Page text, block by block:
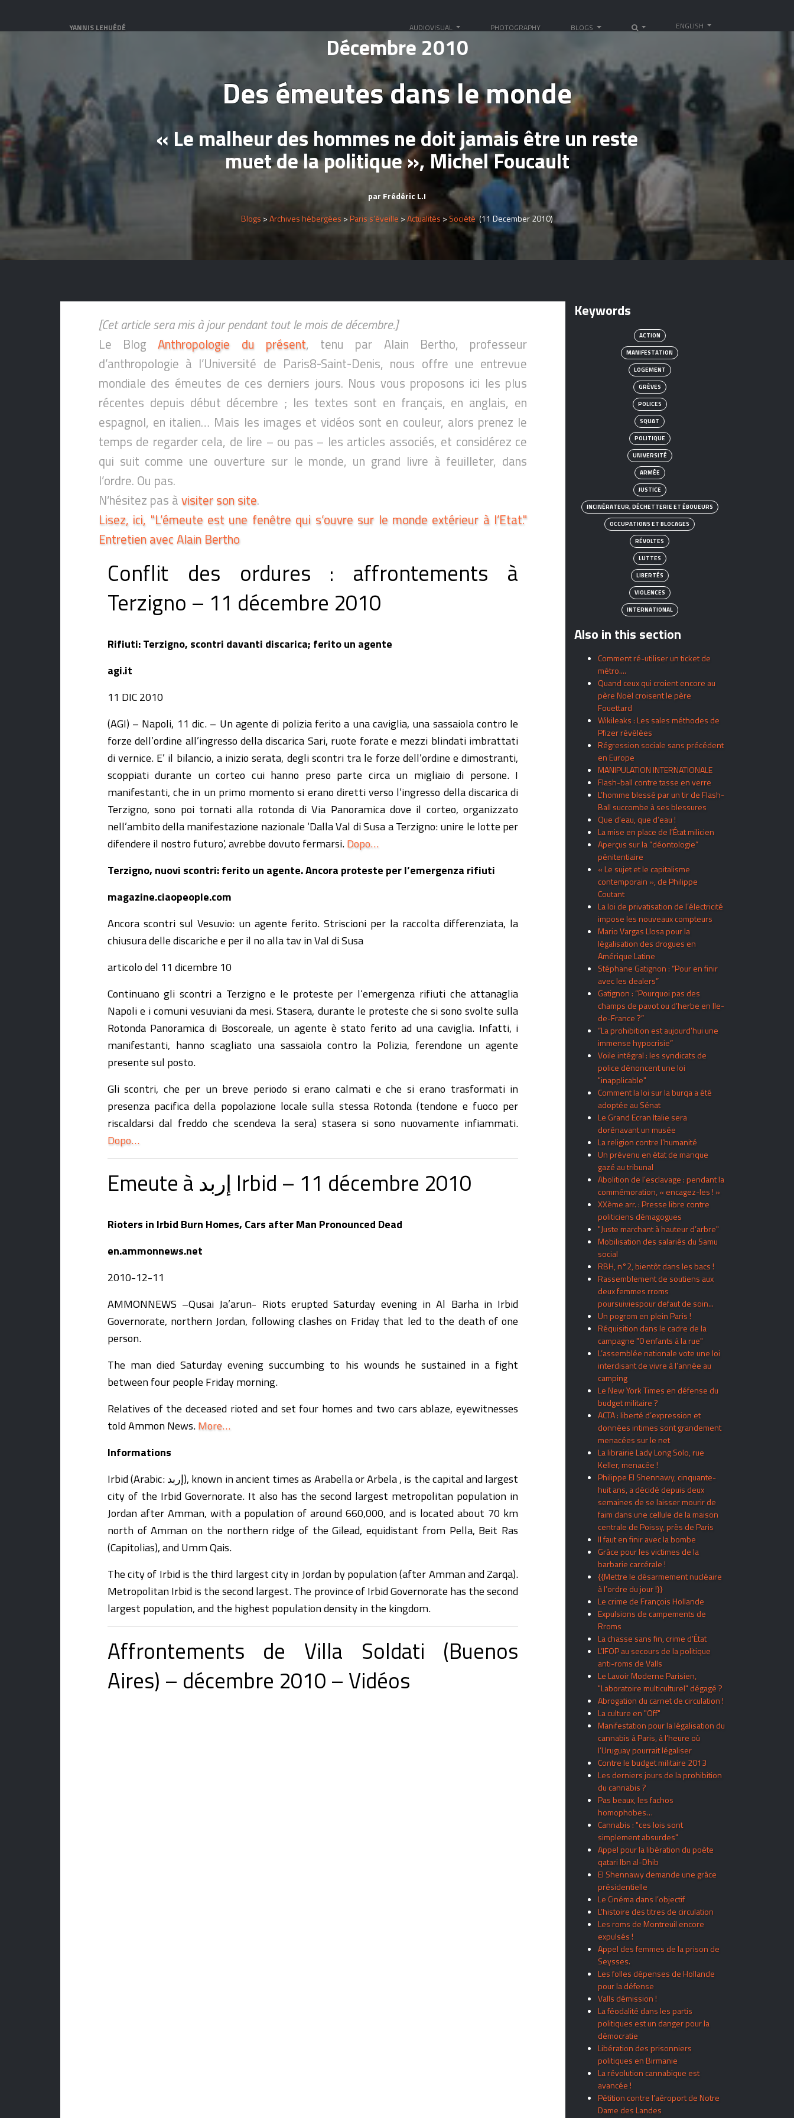
YANNIS LEHUÉDÉ AUDIOVISUAL PHOTOGRAPHY BLOGS ENGLISH
Décembre 2010
Des émeutes dans le monde
« Le malheur des hommes ne doit jamais être un reste
muet de la politique », Michel Foucault
par Frédéric L.I
Blogs >Archives hébergées >Paris s’éveille >Actualités >Société (11 December 2010)
[Cet article sera mis à jour pendant tout le mois de décembre.]
Le BlogAnthropologie du présent, tenu par Alain Bertho, professeur
d’anthropologie à l’Université de Paris8-Saint-Denis, nous offre une entrevue
mondiale des émeutes de ces derniers jours. Nous vous proposons ici les plus
récentes depuis début décembre ; les textes sont en français, en anglais, en
espagnol, en italien… Mais les images et vidéos sont en couleur, alors prenez le
temps de regarder cela, de lire – ou pas – les articles associés, et considérez ce
qui suit comme une ouverture sur le monde, un grand livre à feuilleter, dans
l’ordre. Ou pas.
N’hésitez pas àvisiter son site.
Lisez, ici, "L’émeute est une fenêtre qui s’ouvre sur le monde extérieur à l’Etat."
Entretien avec Alain Bertho
Conflit des ordures : affrontements à
Terzigno – 11 décembre 2010
Rifiuti: Terzigno, scontri davanti discarica; ferito un agente
agi.it
11 DIC 2010
(AGI) – Napoli, 11 dic. – Un agente di polizia ferito a una caviglia, una sassaiola contro le
forze dell’ordine all’ingresso della discarica Sari, ruote forate e mezzi blindati imbrattati
di vernice. E’ il bilancio, a inizio serata, degli scontri tra le forze dell’ordine e dimostranti,
scoppiati durante un corteo cui hanno preso parte circa un migliaio di persone. I
manifestanti, che in un primo momento si erano diretti verso l’ingresso della discarica di
Terzigno, sono poi tornati alla rotonda di Via Panoramica dove il corteo, organizzato
nell’ambito della manifestazione nazionale ‘Dalla Val di Susa a Terzigno: unire le lotte per
difendere il nostro futuro’, avrebbe dovuto fermarsi.Dopo…
Terzigno, nuovi scontri: ferito un agente. Ancora proteste per l’emergenza rifiuti
magazine.ciaopeople.com
Ancora scontri sul Vesuvio: un agente ferito. Striscioni per la raccolta differenziata, la
chiusura delle discariche e per il no alla tav in Val di Susa
articolo del 11 dicembre 10
Continuano gli scontri a Terzigno e le proteste per l‘emergenza rifiuti che attanaglia
Napoli e i comuni vesuviani da mesi. Stasera, durante le proteste che si sono svolte sulla
Rotonda Panoramica di Boscoreale, un agente è stato ferito ad una caviglia. Infatti, i
manifestanti, hanno scagliato una sassaiola contro la Polizia, ferendone un agente
presente sul posto.
Gli scontri, che per un breve periodo si erano calmati e che si erano trasformati in
presenza pacifica della popolazione locale sulla stessa Rotonda (tendone e fuoco per
riscaldarsi dal freddo che scendeva la sera) stasera si sono nuovamente infiammati.
Dopo…
Emeute à إربد‎ Irbid – 11 décembre 2010
Rioters in Irbid Burn Homes, Cars after Man Pronounced Dead
en.ammonnews.net
2010-12-11
AMMONNEWS –Qusai Ja’arun- Riots erupted Saturday evening in Al Barha in Irbid
Governorate, northern Jordan, following clashes on Friday that led to the death of one
person.
The man died Saturday evening succumbing to his wounds he sustained in a fight
between four people Friday morning.
Relatives of the deceased rioted and set four homes and two cars ablaze, eyewitnesses
told Ammon News.More…
Informations
Irbid (Arabic: إربد‎), known in ancient times as Arabella or Arbela , is the capital and largest
city of the Irbid Governorate. It also has the second largest metropolitan population in
Jordan after Amman, with a population of around 660,000, and is located about 70 km
north of Amman on the northern ridge of the Gilead, equidistant from Pella, Beit Ras
(Capitolias), and Umm Qais.
The city of Irbid is the third largest city in Jordan by population (after Amman and Zarqa).
Metropolitan Irbid is the second largest. The province of Irbid Governorate has the second
largest population, and the highest population density in the kingdom.
Affrontements de Villa Soldati (Buenos
Aires) – décembre 2010 – Vidéos
Keywords
ACTION
MANIFESTATION
LOGEMENT
GRÈVES
POLICES
SQUAT
POLITIQUE
UNIVERSITÉ
ARMÉE
JUSTICE
INCINÉRATEUR, DÉCHETTERIE ET ÉBOUEURS
OCCUPATIONS ET BLOCAGES
RÉVOLTES
LUTTES
LIBERTÉS
VIOLENCES
INTERNATIONAL
Also in this section
Comment ré-utiliser un ticket de
métro....
Quand ceux qui croient encore au
père Noël croisent le père
Fouettard
Wikileaks : Les sales méthodes de
Pfizer révélées
Régression sociale sans précédent
en Europe
MANIPULATION INTERNATIONALE
Flash-ball contre tasse en verre
L’homme blessé par un tir de Flash-
Ball succombe à ses blessures
Que d’eau, que d’eau !
La mise en place de l’État milicien
Aperçus sur la “déontologie”
pénitentiaire
« Le sujet et le capitalisme
contemporain », de Philippe
Coutant
La loi de privatisation de l’électricité
impose les nouveaux compteurs
Mario Vargas Llosa pour la
légalisation des drogues en
Amérique Latine
Stéphane Gatignon : “Pour en finir
avec les dealers”
Gatignon : “Pourquoi pas des
champs de pavot ou d’herbe en Ile-
de-France ?”
“La prohibition est aujourd’hui une
immense hypocrisie”
Voile intégral : les syndicats de
police dénoncent une loi
"inapplicable"
Comment la loi sur la burqa a été
adoptée au Sénat
Le Grand Ecran Italie sera
dorénavant un musée
La religion contre l’humanité
Un prévenu en état de manque
gazé au tribunal
Abolition de l’esclavage : pendant la
commémoration, « encagez-les ! »
XXème arr. : Presse libre contre
politiciens démagogues
"Juste marchant à hauteur d’arbre"
Mobilisation des salariés du Samu
social
RBH, n°2, bientôt dans les bacs !
Rassemblement de soutiens aux
deux femmes rroms
poursuiviespour defaut de soin...
Un pogrom en plein Paris !
Réquisition dans le cadre de la
campagne "0 enfants à la rue"
L’assemblée nationale vote une loi
interdisant de vivre à l’année au
camping
Le New York Times en défense du
budget militaire ?
ACTA : liberté d’expression et
données intimes sont grandement
menacées sur le net
La librairie Lady Long Solo, rue
Keller, menacée !
Philippe El Shennawy, cinquante-
huit ans, a décidé depuis deux
semaines de se laisser mourir de
faim dans une cellule de la maison
centrale de Poissy, près de Paris
Il faut en finir avec la bombe
Grâce pour les victimes de la
barbarie carcérale !
{{Mettre le désarmement nucléaire
à l’ordre du jour !}}
Le crime de François Hollande
Expulsions de campements de
Rroms
La chasse sans fin, crime d’État
L’IFOP au secours de la politique
anti-roms de Valls
Le Lavoir Moderne Parisien,
"Laboratoire multiculturel" dégagé ?
Abrogation du carnet de circulation !
La culture en "Off"
Manifestation pour la légalisation du
cannabis à Paris, à l’heure où
l’Uruguay pourrait légaliser
Contre le budget militaire 2013
Les derniers jours de la prohibition
du cannabis ?
Pas beaux, les fachos
homophobes…
Cannabis : "ces lois sont
simplement absurdes"
Appel pour la libération du poète
qatari Ibn al-Dhib
El Shennawy demande une grâce
présidentielle
Le Cinéma dans l’objectif
L’histoire des titres de circulation
Les roms de Montreuil encore
expulsés !
Appel des femmes de la prison de
Seysses.
Les folles dépenses de Hollande
pour la défense
Valls démission !
La féodalité dans les partis
politiques est un danger pour la
démocratie
Libération des prisonniers
politiques en Birmanie
La révolution cannabique est
avancée !
Pétition contre l’aéroport de Notre
Dame des Landes